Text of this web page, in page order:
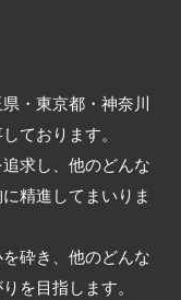
・東京都・神奈川
ております。
求し、他のどんな
精進してまいりま
砕き、他のどんな
を目指します。